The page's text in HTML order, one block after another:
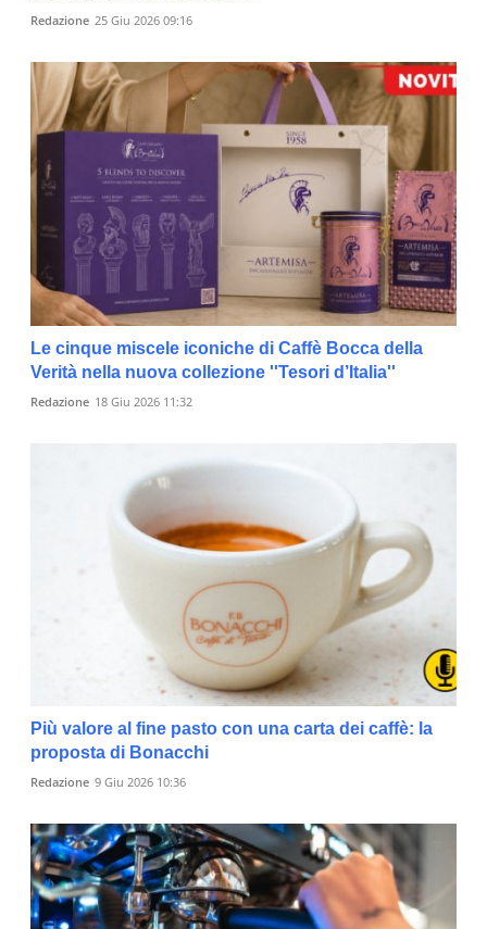
Redazione 25 Giu 2026 09:16
Le cinque miscele iconiche di Caffè Bocca della
Verità nella nuova collezione ''Tesori d’Italia''
Redazione 18 Giu 2026 11:32
Più valore al fine pasto con una carta dei caffè: la
proposta di Bonacchi
Redazione 9 Giu 2026 10:36